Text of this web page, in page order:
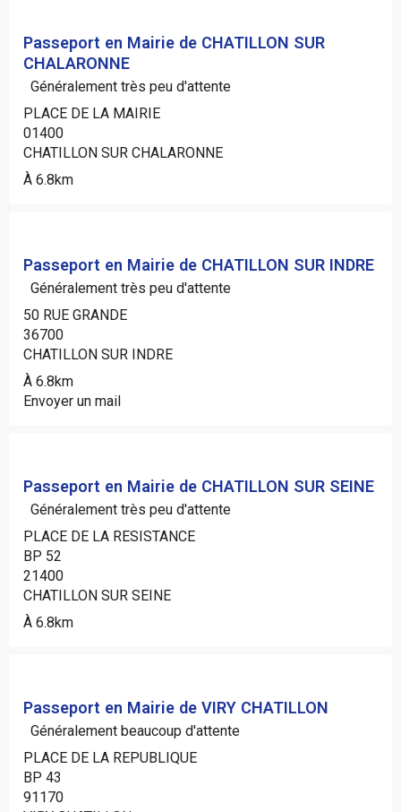
Passeport en Mairie de CHATILLON SUR
CHALARONNE
Généralement très peu d'attente
PLACE DE LA MAIRIE
01400
CHATILLON SUR CHALARONNE
À 6.8km
Passeport en Mairie de CHATILLON SUR INDRE
Généralement très peu d'attente
50 RUE GRANDE
36700
CHATILLON SUR INDRE
À 6.8km
Envoyer un mail
Passeport en Mairie de CHATILLON SUR SEINE
Généralement très peu d'attente
PLACE DE LA RESISTANCE
BP 52
21400
CHATILLON SUR SEINE
À 6.8km
Passeport en Mairie de VIRY CHATILLON
Généralement beaucoup d'attente
PLACE DE LA REPUBLIQUE
BP 43
91170